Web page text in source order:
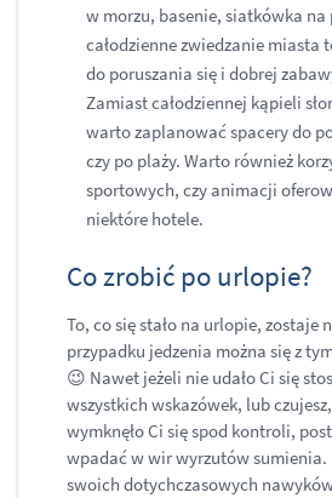
w morzu, basenie, siatkówka na
całodzienne zwiedzanie miasta
do poruszania się i dobrej
Zamiast całodziennej kąpieli
warto zaplanować spacery do
czy po plaży. Warto również
sportowych, czy animacji
niektóre hotele.
Co zrobić po urlopie?
To, co się stało na urlopie, zostaje
przypadku jedzenia można się z
😉 Nawet jeżeli nie udało Ci się
wszystkich wskazówek, lub
wymknęło Ci się spod kontroli,
wpadać w wir wyrzutów sumienia.
swoich dotychczasowych